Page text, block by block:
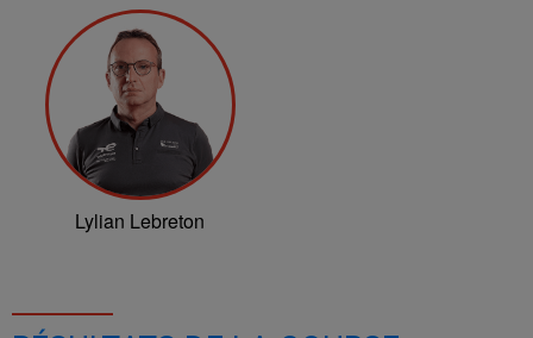
Lylian Lebreton